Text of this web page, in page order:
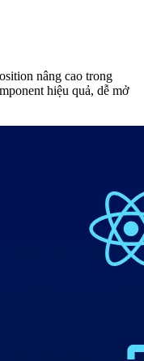
nâng cao trong
hiệu quả, dễ mở